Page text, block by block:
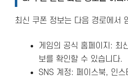
최신 쿠폰 정보는 다음 경로에서
게임의 공식 홈페이지: 최
보를 확인할 수 있습니다.
SNS 계정: 페이스북, 인스